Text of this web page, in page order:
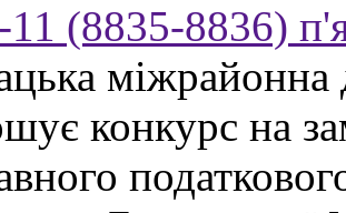
(8835-8836)
міжрайонна
конкурс на